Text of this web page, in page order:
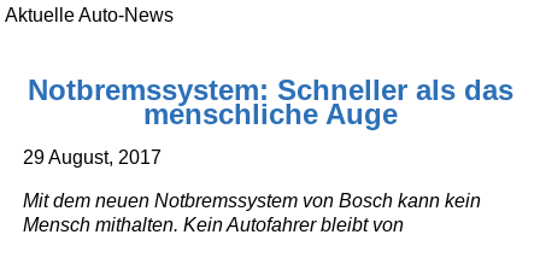
Aktuelle Auto-News
Notbremssystem: Schneller als das
menschliche Auge
29 August, 2017
Mit dem neuen Notbremssystem von Bosch kann kein
Mensch mithalten. Kein Autofahrer bleibt von